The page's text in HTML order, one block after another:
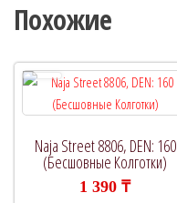
Похожие
Naja Street 8806, DEN: 160
(Бесшовные Колготки)
1 390₸